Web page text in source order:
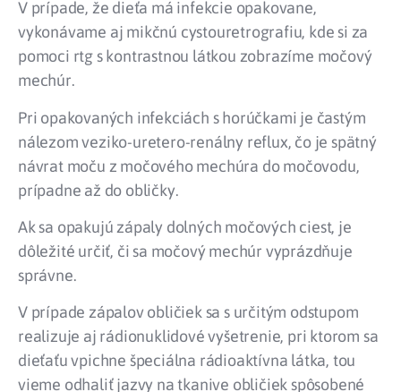
V prípade, že dieťa má infekcie opakovane,
vykonávame aj mikčnú cystouretrografiu, kde si za
pomoci rtg s kontrastnou látkou zobrazíme močový
mechúr.
Pri opakovaných infekciách s horúčkami je častým
nálezom veziko-uretero-renálny reflux, čo je spätný
návrat moču z močového mechúra do močovodu,
prípadne až do obličky.
Ak sa opakujú zápaly dolných močových ciest, je
dôležité určiť, či sa močový mechúr vyprázdňuje
správne.
V prípade zápalov obličiek sa s určitým odstupom
realizuje aj rádionuklidové vyšetrenie, pri ktorom sa
dieťaťu vpichne špeciálna rádioaktívna látka, tou
vieme odhaliť jazvy na tkanive obličiek spôsobené